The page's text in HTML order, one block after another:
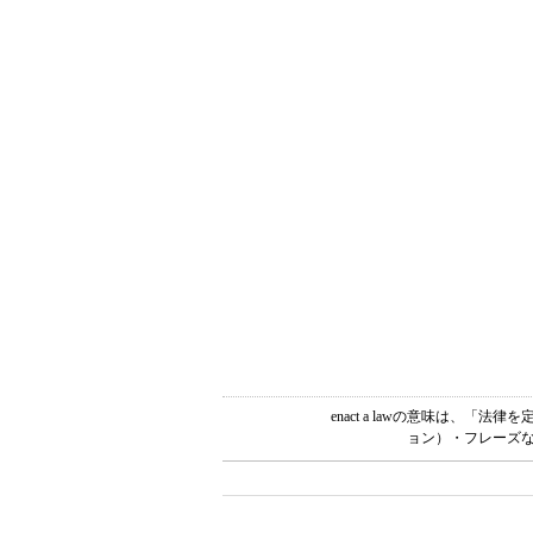
enact a lawの意味は、「法律
ョン）・フレーズ